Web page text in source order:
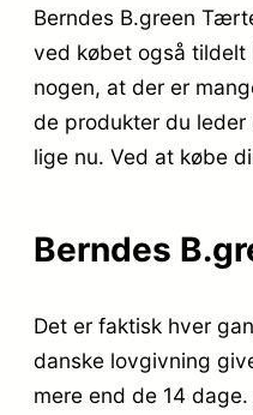
Berndes B.green
ved købet også tildelt
nogen, at der er
de produkter du
lige nu. Ved at købe
Berndes
Det er faktisk hver
danske lovgivning
mere end de 14